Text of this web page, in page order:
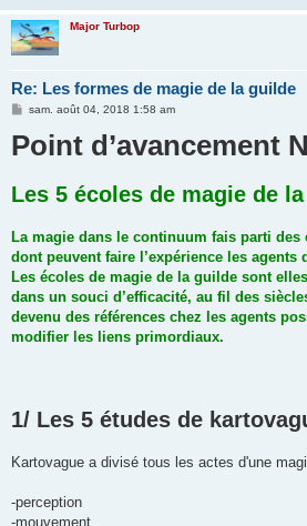
Major Turbop
Re: Les formes de magie de la guilde
M
s
s
e
sam. août 04, 2018 1:58 am
Point d’avancement
Les 5 écoles de magie de
La magie dans le continuum fais parti des
dont peuvent faire l’expérience les agents
Les écoles de magie de la guilde sont
dans un souci d’efficacité, au fil des
devenu des références chez les agents
modifier les liens primordiaux.
1/ Les 5 études de
Kartovague a divisé tous les actes d'une
-perception
-mouvement